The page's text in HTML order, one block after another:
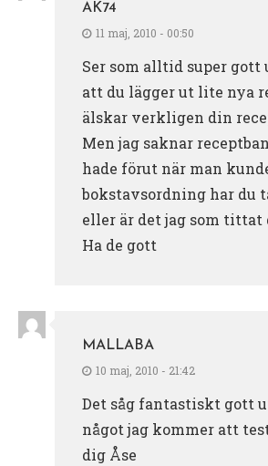
AK74
11 maj, 2010 - 00:50
Ser som alltid super gott
att du lägger ut lite nya
älskar verkligen din
Men jag saknar
hade förut när man
bokstavsordning har du
eller är det jag som tittat
Ha de gott
MALLABA
10 maj, 2010 - 21:42
Det såg fantastiskt gott
något jag kommer att
dig Åse